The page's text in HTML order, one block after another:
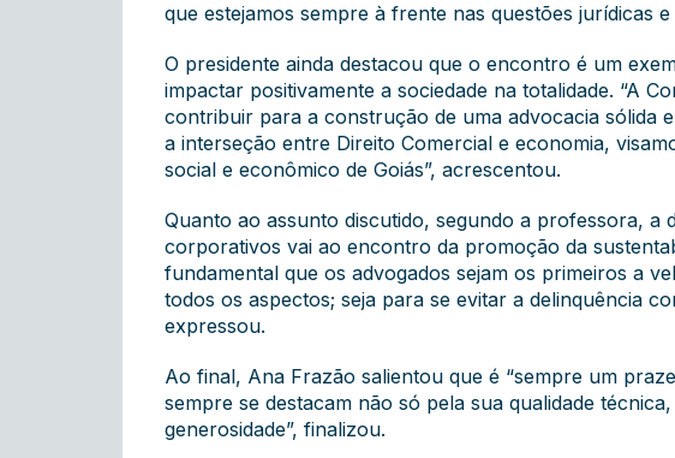
que estejamos sempre à frente nas questões jurídicas e
O presidente ainda destacou que o encontro é um
impactar positivamente a sociedade na totalidade. “A
contribuir para a construção de uma advocacia sólida
a interseção entre Direito Comercial e economia,
social e econômico de Goiás”, acrescentou.
Quanto ao assunto discutido, segundo a professora, a
corporativos vai ao encontro da promoção da
fundamental que os advogados sejam os primeiros a
todos os aspectos; seja para se evitar a delinquência
expressou.
Ao final, Ana Frazão salientou que é “sempre um
sempre se destacam não só pela sua qualidade
generosidade”, finalizou.